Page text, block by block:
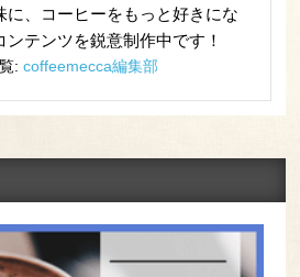
に、コーヒーをもっと好きにな
ンテンツを鋭意制作中です！
: coffeemecca編集部